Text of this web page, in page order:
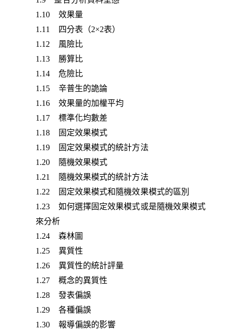
1.10 效果量
1.11 四分表（2×2表）
1.12 風險比
1.13 勝算比
1.14 危險比
1.15 辛普生的詭論
1.16 效果量的加權平均
1.17 標準化均數差
1.18 固定效果模式
1.19 固定效果模式的統計方法
1.20 隨機效果模式
1.21 隨機效果模式的統計方法
1.22 固定效果模式和隨機效果模式的區別
1.23 如何選擇固定效果模式或是隨機效果模式
來分析
1.24 森林圖
1.25 異質性
1.26 異質性的統計評量
1.27 概念的異質性
1.28 發表偏誤
1.29 各種偏誤
1.30 報導偏誤的影響